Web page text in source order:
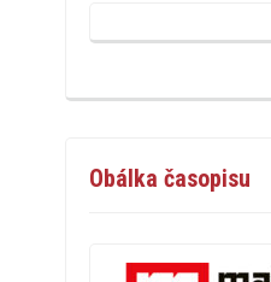
Obálka časopisu